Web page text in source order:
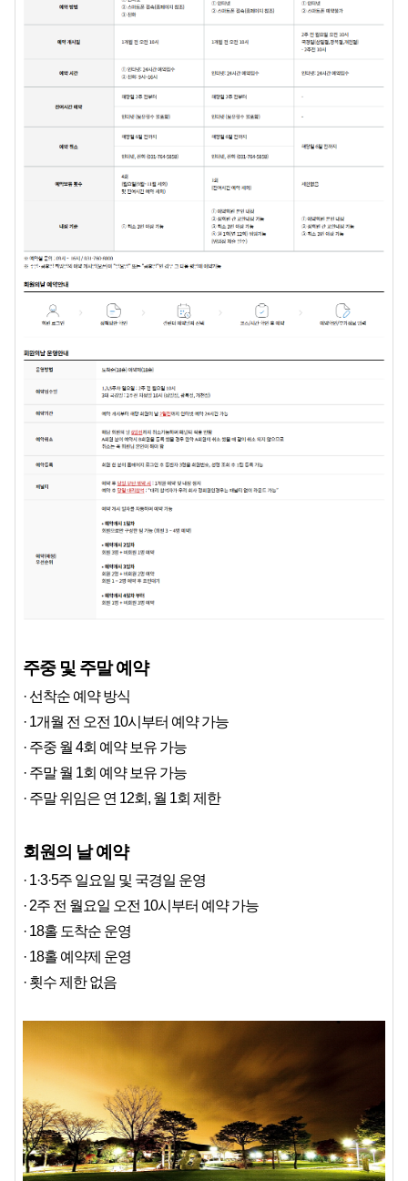
주중 및 주말 예약
· 선착순 예약 방식
· 1개월 전 오전 10시부터 예약 가능
· 주중 월 4회 예약 보유 가능
· 주말 월 1회 예약 보유 가능
· 주말 위임은 연 12회, 월 1회 제한
회원의 날 예약
· 1·3·5주 일요일 및 국경일 운영
· 2주 전 월요일 오전 10시부터 예약 가능
· 18홀 도착순 운영
· 18홀 예약제 운영
· 횟수 제한 없음